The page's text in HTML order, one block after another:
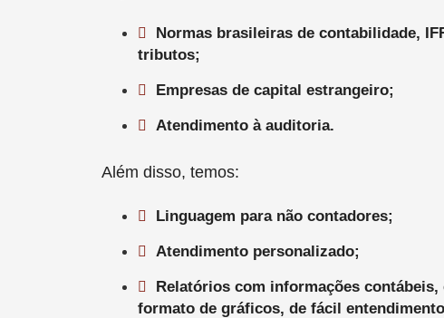
Normas brasileiras de contabilidade,
tributos;
Empresas de capital estrangeiro;
Atendimento à auditoria.
Além disso, temos:
Linguagem para não contadores;
Atendimento personalizado;
Relatórios com informações contábeis,
formato de gráficos, de fácil